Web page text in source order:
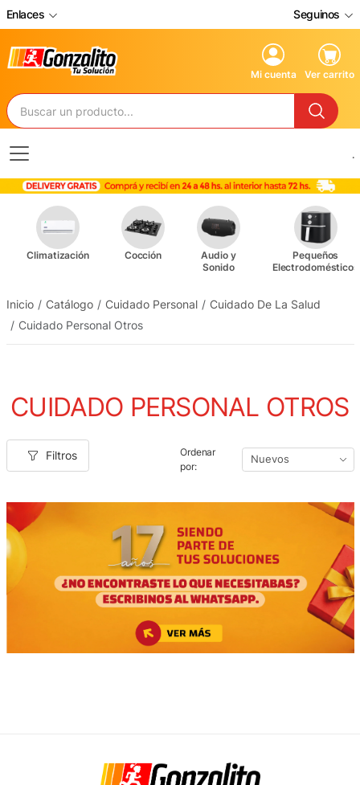
Enlaces Seguinos
Mi cuenta Ver carrito
.
Climatización Cocción
Audio y
Sonido
Pequeños
Electrodomésticos
Inicio Catálogo Cuidado Personal
Cuidado De La Salud
Cuidado Personal Otros
CUIDADO PERSONAL OTROS
Filtros
Ordenar
por: